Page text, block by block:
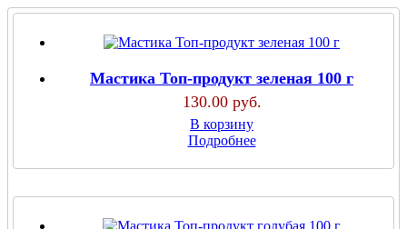
Мастика Топ-продукт зеленая 100 г
130.00 руб.
В корзину
Подробнее